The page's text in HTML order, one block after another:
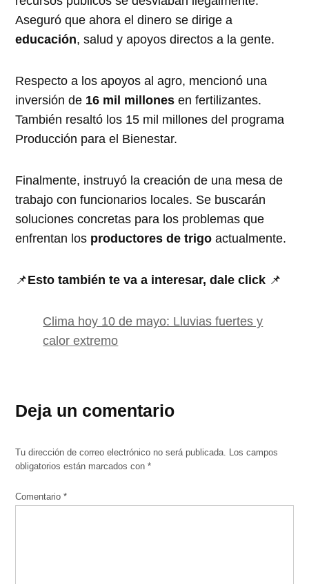
Aseguró que ahora el dinero se dirige a
educación, salud y apoyos directos a la gente.
Respecto a los apoyos al agro, mencionó una
inversión de 16 mil millones en fertilizantes.
También resaltó los 15 mil millones del programa
Producción para el Bienestar.
Finalmente, instruyó la creación de una mesa de
trabajo con funcionarios locales. Se buscarán
soluciones concretas para los problemas que
enfrentan los productores de trigo actualmente.
📌Esto también te va a interesar, dale click 📌
Clima hoy 10 de mayo: Lluvias fuertes y
calor extremo
Deja un comentario
Tu dirección de correo electrónico no será publicada. Los campos
obligatorios están marcados con*
Comentario*